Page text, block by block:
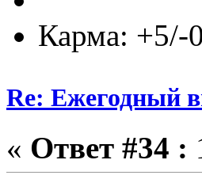
Карма: +5/-0
Re: Ежегодный
« Ответ #34 :